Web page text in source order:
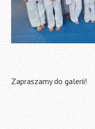
Zapraszamy do galerii!